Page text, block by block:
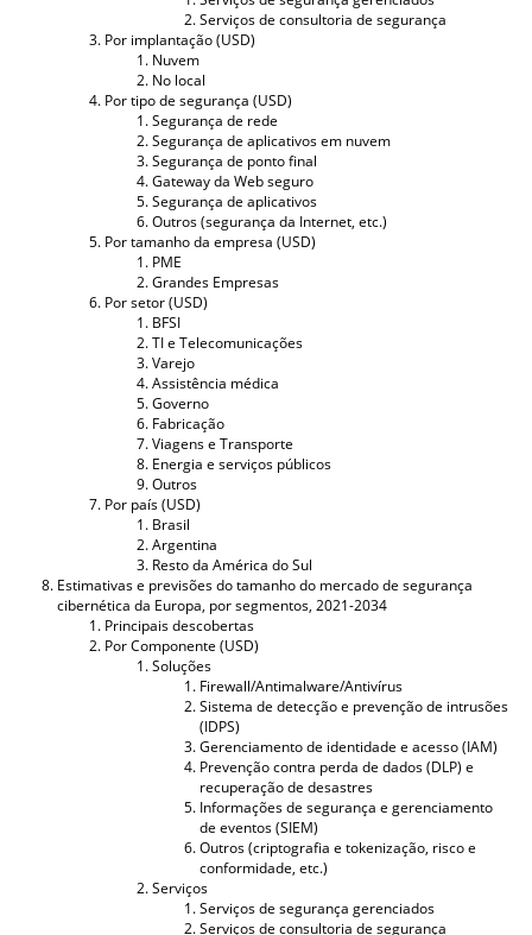
Serviços de consultoria de segurança
Por implantação (USD)
Nuvem
No local
Por tipo de segurança (USD)
Segurança de rede
Segurança de aplicativos em nuvem
Segurança de ponto final
Gateway da Web seguro
Segurança de aplicativos
Outros (segurança da Internet, etc.)
Por tamanho da empresa (USD)
PME
Grandes Empresas
Por setor (USD)
BFSI
TI e Telecomunicações
Varejo
Assistência médica
Governo
Fabricação
Viagens e Transporte
Energia e serviços públicos
Outros
Por país (USD)
Brasil
Argentina
Resto da América do Sul
Estimativas e previsões do tamanho do mercado de segurança
cibernética da Europa, por segmentos, 2021-2034
Principais descobertas
Por Componente (USD)
Soluções
Firewall/Antimalware/Antivírus
Sistema de detecção e prevenção de intrusões
(IDPS)
Gerenciamento de identidade e acesso (IAM)
Prevenção contra perda de dados (DLP) e
recuperação de desastres
Informações de segurança e gerenciamento
de eventos (SIEM)
Outros (criptografia e tokenização, risco e
conformidade, etc.)
Serviços
Serviços de segurança gerenciados
Serviços de consultoria de segurança